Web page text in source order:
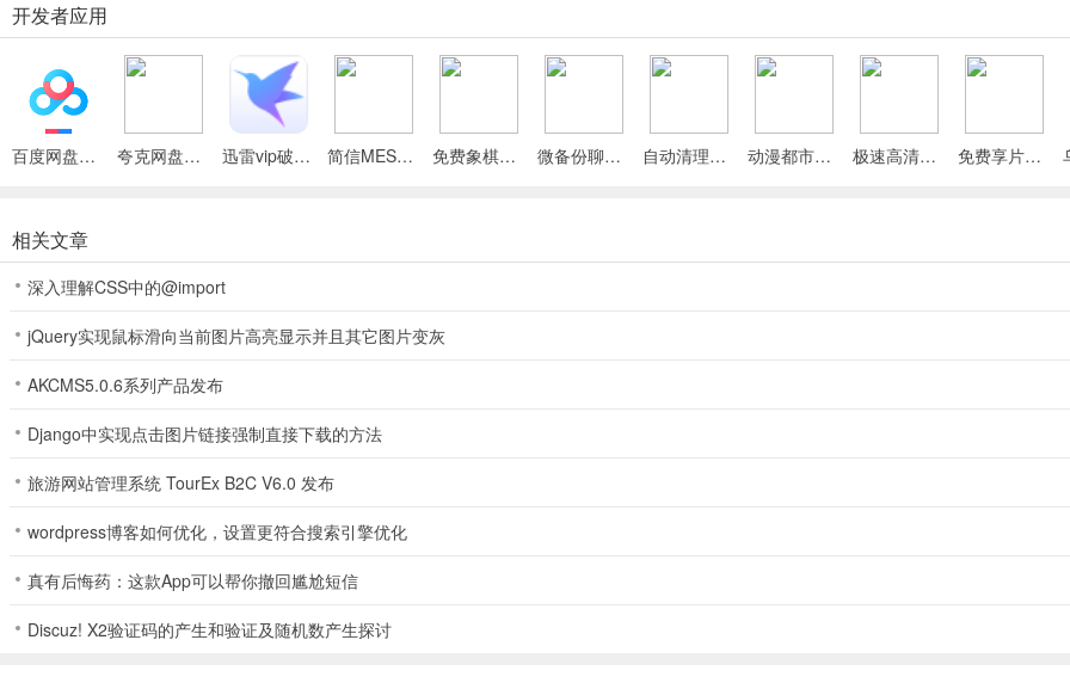
喜欢策略游戏的玩家
对中世纪历史感兴趣的玩家
喜欢模拟经营游戏的玩家
封建领主模拟器游戏怎么设置语言
初次进去游戏里面你可以直接的点击【language】选项
进去之后你只能选择下面出现的这两种语言了！
开发者应用
百度网盘绿色免安装Pc电脑版 夸克网盘官方正式版 迅雷vip破解版永久会员2024版 简信MES最新手机版 免费象棋竞技比拼2026最新版本 微备份聊天记录(文件云端备份) 自动清理垃圾最新安卓版 动漫都市下载破解版 极速高清录屏最新手机版 免费享片播放器(隐私影音管理工具)
相关文章
深入理解CSS中的@import
jQuery实现鼠标滑向当前图片高亮显示并且其它图片变灰
AKCMS5.0.6系列产品发布
Django中实现点击图片链接强制直接下载的方法
旅游网站管理系统 TourEx B2C V6.0 发布
wordpress博客如何优化，设置更符合搜索引擎优化
真有后悔药：这款App可以帮你撤回尴尬短信
Discuz! X2验证码的产生和验证及随机数产生探讨